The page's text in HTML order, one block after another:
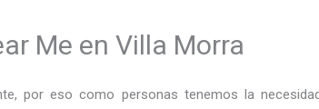
Me en Villa Morra
por eso como personas tenemos la